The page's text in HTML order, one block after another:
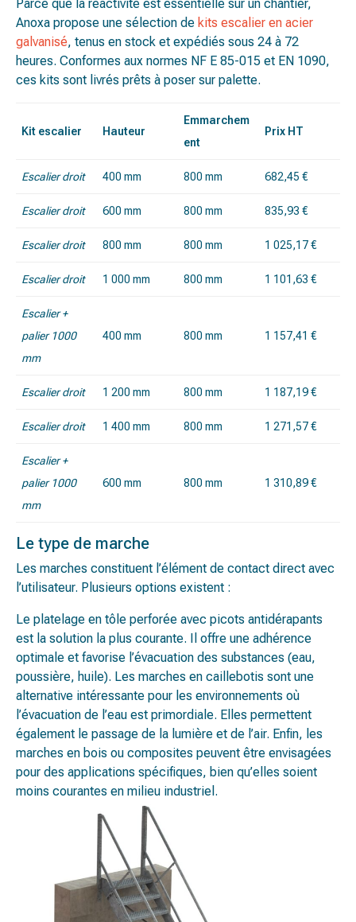
Parce que la réactivité est essentielle sur un chantier,
Anoxa propose une sélection de kits escalier en acier
galvanisé, tenus en stock et expédiés sous 24 à 72
heures. Conformes aux normes NF E 85-015 et EN 1090,
ces kits sont livrés prêts à poser sur palette.
Kit escalier Hauteur
Emmarchem
ent
Prix HT
Escalier droit 400 mm 800 mm 682,45 €
Escalier droit 600 mm 800 mm 835,93 €
Escalier droit 800 mm 800 mm 1 025,17 €
Escalier droit 1 000 mm 800 mm 1 101,63 €
Escalier +
palier 1000
mm
400 mm 800 mm 1 157,41 €
Escalier droit 1 200 mm 800 mm 1 187,19 €
Escalier droit 1 400 mm 800 mm 1 271,57 €
Escalier +
palier 1000
mm
600 mm 800 mm 1 310,89 €
Le type de marche
Les marches constituent l’élément de contact direct avec
l’utilisateur. Plusieurs options existent :
Le platelage en tôle perforée avec picots antidérapants
est la solution la plus courante. Il offre une adhérence
optimale et favorise l’évacuation des substances (eau,
poussière, huile). Les marches en caillebotis sont une
alternative intéressante pour les environnements où
l’évacuation de l’eau est primordiale. Elles permettent
également le passage de la lumière et de l’air. Enfin, les
marches en bois ou composites peuvent être envisagées
pour des applications spécifiques, bien qu’elles soient
moins courantes en milieu industriel.